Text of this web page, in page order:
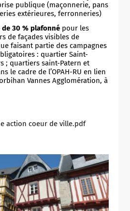
publique (maçonnerie, pans
extérieures, ferronneries)
30 % plafonné pour les
de façades visibles de
faisant partie des campagnes
: quartier Saint-
; quartiers saint-Patern et
le cadre de l’OPAH-RU en lien
Vannes Agglomération, à
action coeur de ville.pdf